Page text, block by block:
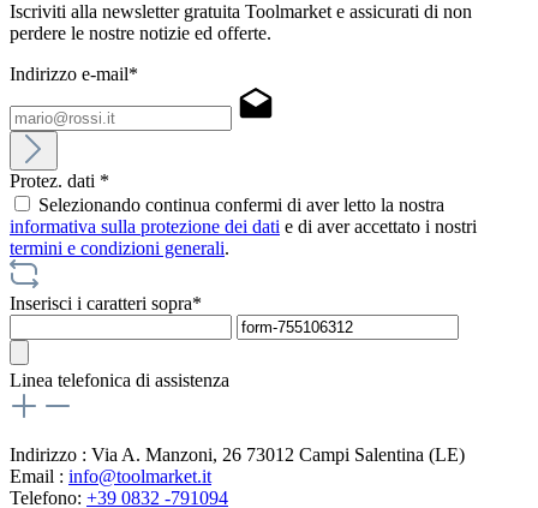
Iscriviti alla newsletter gratuita Toolmarket e assicurati di non
perdere le nostre notizie ed offerte.
Indirizzo e-mail*
Protez. dati *
Selezionando continua confermi di aver letto la nostra
informativa sulla protezione dei dati e di aver accettato i nostri
termini e condizioni generali.
Inserisci i caratteri sopra*
Linea telefonica di assistenza
Indirizzo : Via A. Manzoni, 26 73012 Campi Salentina (LE)
Email : info@toolmarket.it
Telefono: +39 0832 -791094